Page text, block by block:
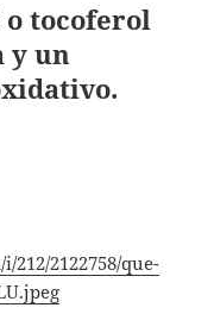
tocoferol
y un
212/2122758/que-